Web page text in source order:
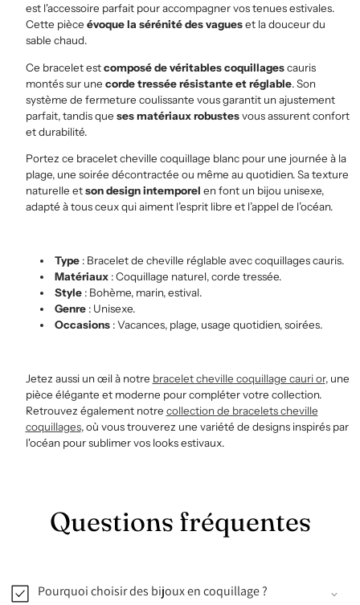
est l'accessoire parfait pour accompagner vos tenues estivales.
Cette pièce évoque la sérénité des vagueset la douceur du
sable chaud.
Ce bracelet estcomposé de véritables coquillagescauris
montés sur une corde tressée résistante et réglable. Son
système de fermeture coulissante vous garantit un ajustement
parfait, tandis que ses matériaux robustesvous assurent confort
et durabilité.
Portez ce bracelet cheville coquillage blanc pour une journée à la
plage, une soirée décontractée ou même au quotidien. Sa texture
naturelle etson design intemporel en font un bijou unisexe,
adapté à tous ceux qui aiment l’esprit libre et l’appel de l’océan.
Type : Bracelet de cheville réglable avec coquillages cauris.
Matériaux : Coquillage naturel, corde tressée.
Style : Bohème, marin, estival.
Genre : Unisexe.
Occasions : Vacances, plage, usage quotidien, soirées.
Jetez aussi un œil à notre bracelet cheville coquillage cauri or, une
pièce élégante et moderne pour compléter votre collection.
Retrouvez également notre collection de bracelets cheville
coquillages, où vous trouverez une variété de designs inspirés par
l'océan pour sublimer vos looks estivaux.
Questions fréquentes
Pourquoi choisir des bijoux en coquillage ?